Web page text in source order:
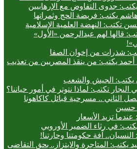
يكتب: جدوى التفاوض مع الإرهابيين
يكتب: فريضة الحج وثمراتها
تكتب: النهضة العلمية الإسلامية
قالها لهم عبدالرحمن «الأول»
شذرات من إخوان الصفا
أحمد يكتب: من ينقذ المصريين من تعذيب
يكتب: الجيش والشعب
النجار تكتب: لماذا نتوتر في أمور حياتنا؟
الثاني .. مسرحية قبائل كاكاهونا
حسين
تزيد الأسعار
في رثاء الضمير الأوروبي
آفة حكومتنا وحارتنا!
يكتب: المتاجرة والابتزاز.. بحق التقاضى